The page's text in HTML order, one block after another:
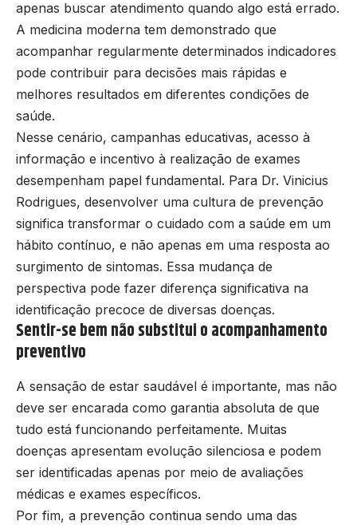
apenas buscar atendimento quando algo está errado.
A medicina moderna tem demonstrado que
acompanhar regularmente determinados indicadores
pode contribuir para decisões mais rápidas e
melhores resultados em diferentes condições de
saúde.
Nesse cenário, campanhas educativas, acesso à
informação e incentivo à realização de exames
desempenham papel fundamental. Para Dr. Vinicius
Rodrigues, desenvolver uma cultura de prevenção
significa transformar o cuidado com a saúde em um
hábito contínuo, e não apenas em uma resposta ao
surgimento de sintomas. Essa mudança de
perspectiva pode fazer diferença significativa na
identificação precoce de diversas doenças.
Sentir-se bem não substitui o acompanhamento
preventivo
A sensação de estar saudável é importante, mas não
deve ser encarada como garantia absoluta de que
tudo está funcionando perfeitamente. Muitas
doenças apresentam evolução silenciosa e podem
ser identificadas apenas por meio de avaliações
médicas e exames específicos.
Por fim, a prevenção continua sendo uma das